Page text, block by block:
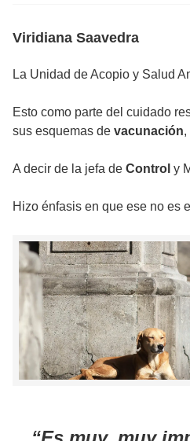
Viridiana Saavedra
La Unidad de Acopio y Salud
Esto como parte del cuidado
sus esquemas de vacunación,
A decir de la jefa de Control y
Hizo énfasis en que ese no es